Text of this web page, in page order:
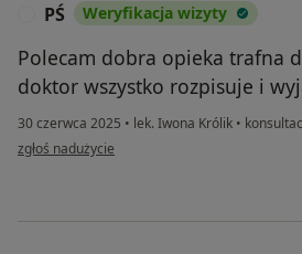
PŚ Weryfikacja wizyty
Polecam dobra opieka trafna
doktor wszystko rozpisuje i
30 czerwca 2025 • lek. Iwona Królik •
w opinii użytkownika PŚ
zgłoś nadużycie